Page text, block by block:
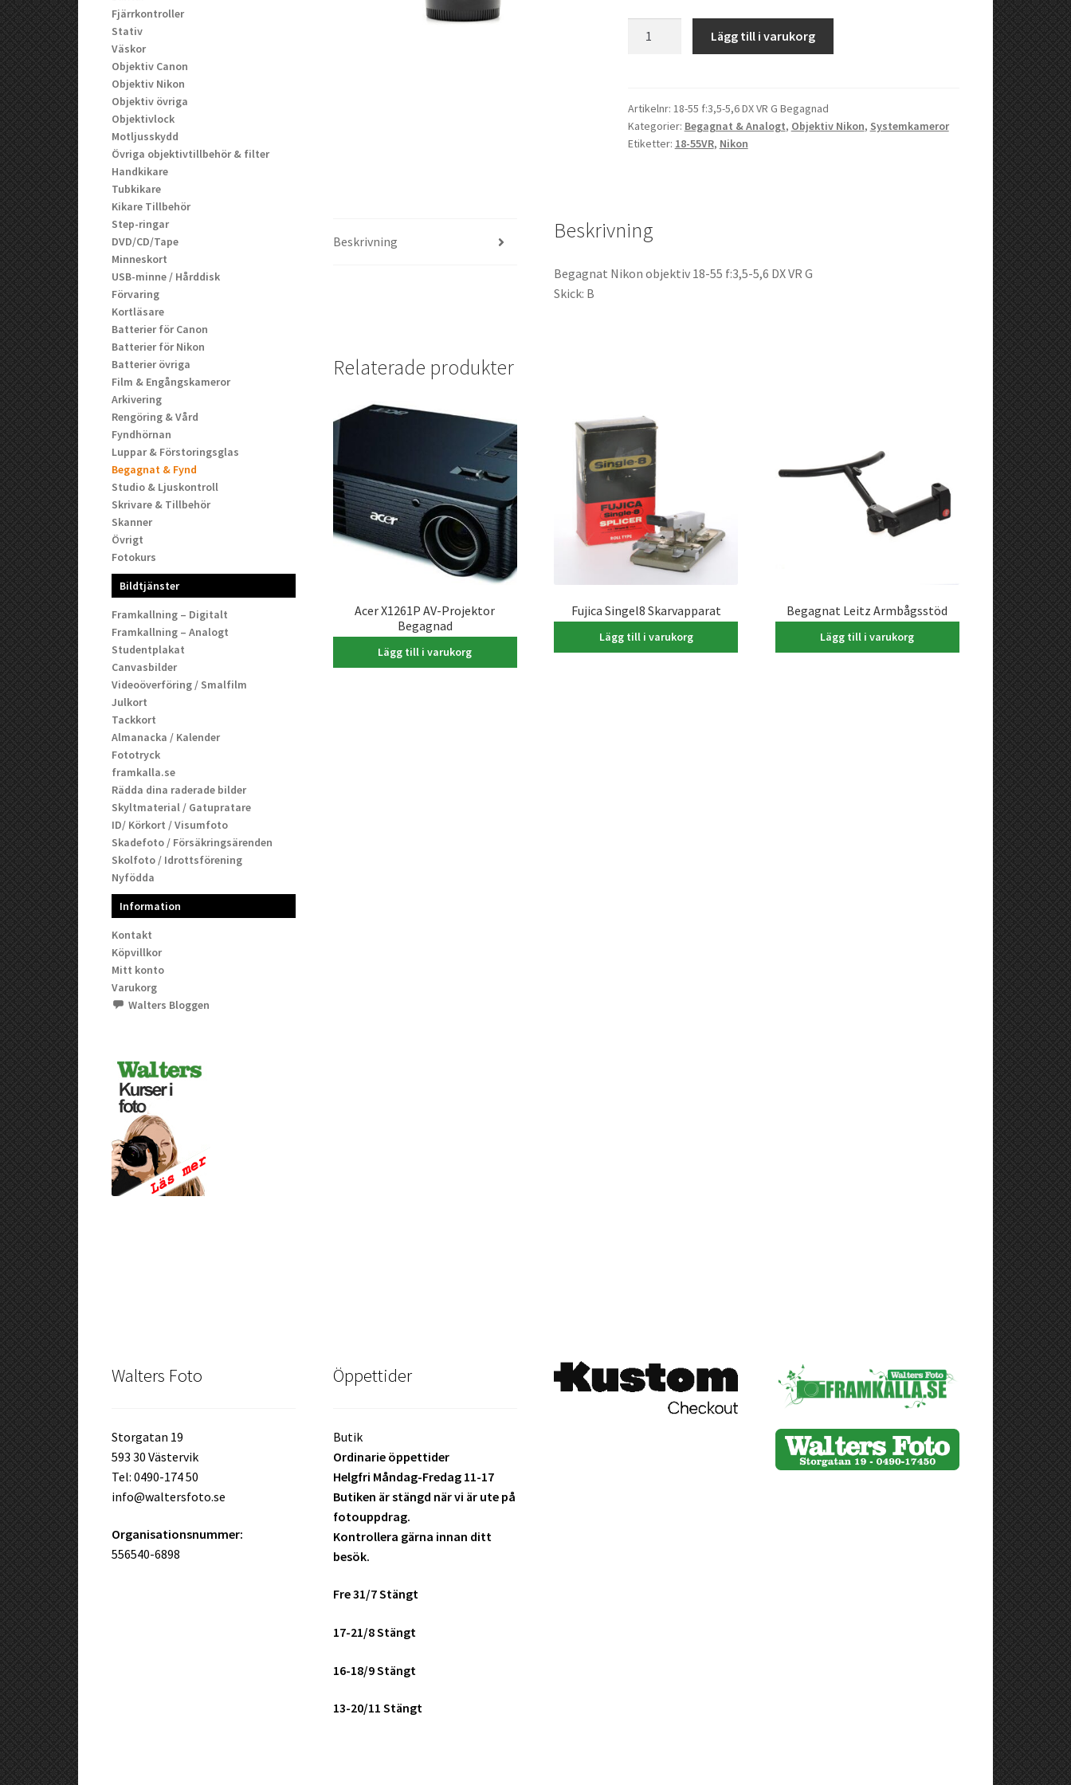
5,6
DX
VR
Lägg till i varukorg
Artikelnr: 18-55 f:3,5-5,6 DX VR G Begagnad
Kategorier: Begagnat & Analogt, Objektiv Nikon, Systemkameror
Etiketter: 18-55VR, Nikon
Beskrivning Beskrivning
Begagnat Nikon objektiv 18-55 f:3,5-5,6 DX VR G
Skick: B
Relaterade produkter
Acer X1261P AV-Projektor
Begagnad
1.000,00kr
Lägg till i varukorg
Fujica Singel8 Skarvapparat
180,00kr
Lägg till i varukorg
Begagnat Leitz Armbågsstöd
1.200,00kr
Lägg till i varukorg
Fjärrkontroller
Stativ
Väskor
Objektiv Canon
Objektiv Nikon
Objektiv övriga
Objektivlock
Motljusskydd
Övriga objektivtillbehör & filter
Handkikare
Tubkikare
Kikare Tillbehör
Step-ringar
DVD/CD/Tape
Minneskort
USB-minne / Hårddisk
Förvaring
Kortläsare
Batterier för Canon
Batterier för Nikon
Batterier övriga
Film & Engångskameror
Arkivering
Rengöring & Vård
Fyndhörnan
Luppar & Förstoringsglas
Begagnat & Fynd
Studio & Ljuskontroll
Skrivare & Tillbehör
Skanner
Övrigt
Fotokurs
Bildtjänster
Framkallning – Digitalt
Framkallning – Analogt
Studentplakat
Canvasbilder
Videoöverföring / Smalfilm
Julkort
Tackkort
Almanacka / Kalender
Fototryck
framkalla.se
Rädda dina raderade bilder
Skyltmaterial / Gatupratare
ID/ Körkort / Visumfoto
Skadefoto / Försäkringsärenden
Skolfoto / Idrottsförening
Nyfödda
Information
Kontakt
Köpvillkor
Mitt konto
Varukorg
Walters Bloggen
Walters Foto
Storgatan 19
593 30 Västervik
Tel: 0490-174 50
info@waltersfoto.se
Organisationsnummer:
556540-6898
Öppettider
Butik
Ordinarie öppettider
Helgfri Måndag-Fredag 11-17
Butiken är stängd när vi är ute på
fotouppdrag.
Kontrollera gärna innan ditt
besök.
Fre 31/7 Stängt
17-21/8 Stängt
16-18/9 Stängt
13-20/11 Stängt